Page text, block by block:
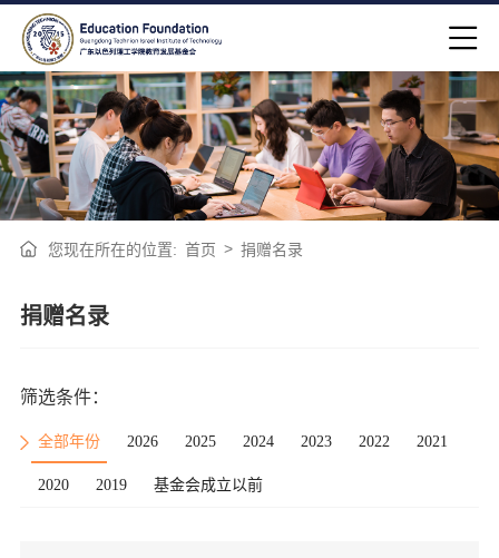
您现在所在的位置: 首页 > 捐赠名录
捐赠名录
筛选条件：
全部年份 2026 2025 2024 2023 2022 2021
2020 2019 基金会成立以前